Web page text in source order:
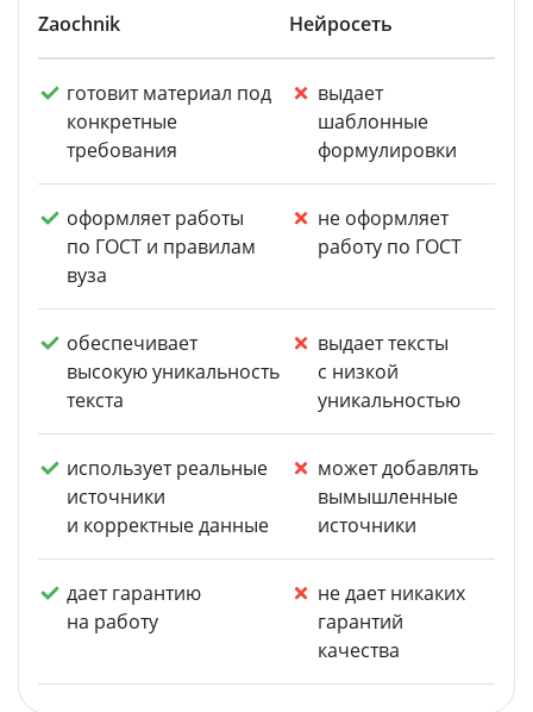
Zaochnik Нейросеть
готовит материал под
конкретные
требования
выдает
шаблонные
формулировки
оформляет работы
по ГОСТ и правилам
вуза
не оформляет
работу по ГОСТ
обеспечивает
высокую уникальность
текста
выдает тексты
с низкой
уникальностью
использует реальные
источники
и корректные данные
может добавлять
вымышленные
источники
дает гарантию
на работу
не дает никаких
гарантий
качества